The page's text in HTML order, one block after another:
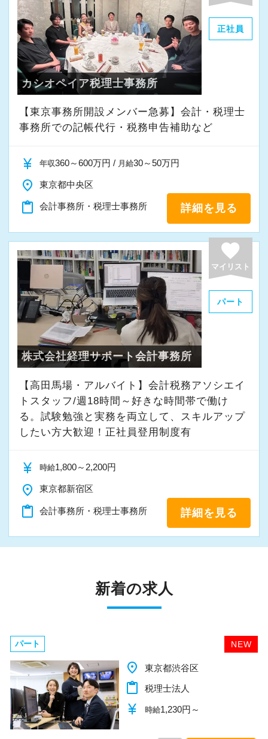
もちろん、試験日前にまとめて有給休暇を取る
こともできるなど、資格取得を後押しします。
キャリアアップとしては資格保持者には拠点長
など、資格未保持でも課長などのポジションで
年収アップにつながるよう会社としてバックア
ップ。
資格が無くても自由度高く働ける仕組み作りも
制を整えています。
【一緒に目標へ向かって頑張りましょう！】
あなたと同じく未経験から始めた先輩もたくさ
んいるので、サポートや研修については何も心
配はいりません。
最初は分からないことばかりだと思いますが、
先入観や固定概念を持たずスポンジのように一
度全てを吸収してみてください。
吸収したことを理解できたら、自信をもってあ
なたらしさを発揮していってほしいです。
100年経営と日本一ホワイトな環境を目指して、
明るく楽しい事務所を一緒に創り上げていきま
しょう！
～ リクルートサイトはこちら ～
正社員
カシオペイア税理士事務所
【東京事務所開設メンバー急募】会計・税理士
事務所での記帳代行・税務申告補助など
currency_yen 年収360～600万円 / 月給30～50万円
place 東京都中央区
content_paste 会計事務所・税理士事務所 詳細を見る
favorite
マイリスト
パート
株式会社経理サポート会計事務所
【高田馬場・アルバイト】会計税務アソシエイ
トスタッフ/週18時間～好きな時間帯で働け
る。試験勉強と実務を両立して、スキルアップ
したい方大歓迎！正社員登用制度有
currency_yen 時給1,800～2,200円
place 東京都新宿区
content_paste 会計事務所・税理士事務所 詳細を見る
新着の求人
区
～